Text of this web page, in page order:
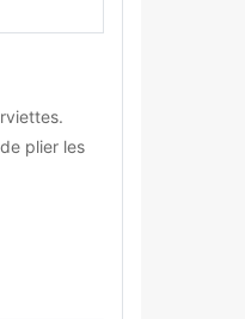
plier les